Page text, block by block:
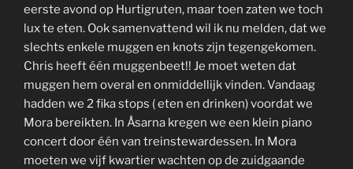
eerste avond op Hurtigruten, maar toen zaten we toch
lux te eten. Ook samenvattend wil ik nu melden, dat we
slechts enkele muggen en knots zijn tegengekomen.
Chris heeft één muggenbeet!! Je moet weten dat
muggen hem overal en onmiddellijk vinden. Vandaag
hadden we 2 fika stops ( eten en drinken) voordat we
Mora bereikten. In Åsarna kregen we een klein piano
concert door één van treinstewardessen. In Mora
moeten we vijf kwartier wachten op de zuidgaande